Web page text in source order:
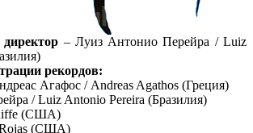
– Луиз Антонио Перейра / Luiz
рекордов:
Агафос / Andreas Agathos (Греция)
/ Luiz Antonio Pereira (Бразилия)
(США)
Rojas (США)